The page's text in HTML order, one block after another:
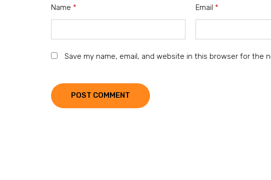
Name * Email *
Save my name, email, and website in this browser for the
POST COMMENT